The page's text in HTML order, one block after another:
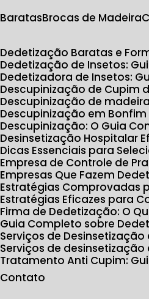
Baratas Brocas de Madeira
Dedetização Baratas e
Dedetização de Insetos:
Dedetizadora de Insetos:
Descupinização de Cupim
Descupinização de
Descupinização em
Descupinização: O Guia
Desinsetização Hospitalar
Dicas Essenciais para
Empresa de Controle de
Empresas Que Fazem
Estratégias Comprovadas
Estratégias Eficazes para
Firma de Dedetização: O
Guia Completo sobre
Serviços de
Serviços de
Tratamento Anti Cupim:
Contato